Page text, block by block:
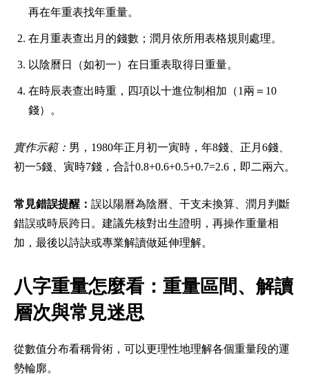
再在年重表找年重量。
在月重表查出月的錢數；潤月依所用表格規則處理。
以陰曆日（如初一）在日重表取得日重量。
在時辰表查出時重，四項以十進位制相加（1兩＝10
錢）。
實作示範： 男，1980年正月初一寅時，年8錢、正月6錢、
初一5錢、寅時7錢，合計0.8+0.6+0.5+0.7=2.6，即二兩六。
常見錯誤提醒： 誤以陽曆為陰曆、干支未換算、潤月判斷
錯誤或時辰跨日。建議先核對出生證明，再操作重量相
加，最後以詩訣或專業解讀做延伸理解。
八字重量怎麼看：重量區間、解讀
層次與常見迷思
從數值分布看稱骨術，可以更理性地理解各個重量段的運
勢輪廓。